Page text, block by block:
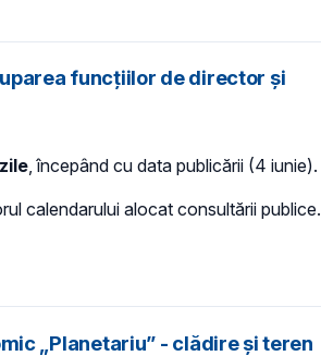
funcțiilor de director și
, începând cu data publicării (4 iunie).
calendarului alocat consultării publice.
„Planetariu” - clădire şi teren